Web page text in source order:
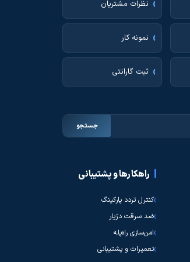
نظرات مشتریان
نمونه کار
ثبت گارانتی
جستجو
راهکارها و پشتیبانی
کنترل تردد پارکینگ
ضد سرقت دژیار
امن‌سازی راه‌پله
تعمیرات و پشتیبانی